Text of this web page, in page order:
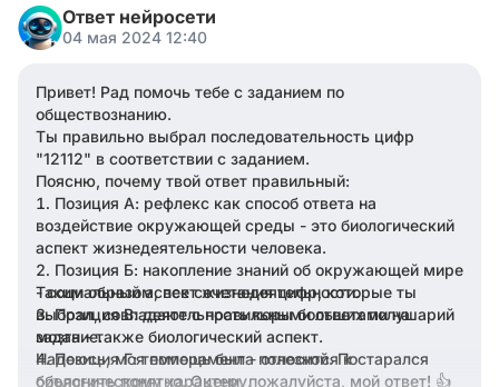
Ответ нейросети
04 мая 2024 12:40
Привет! Рад помочь тебе с заданием по
обществознанию.
Ты правильно выбрал последовательность цифр
"12112" в соответствии с заданием.
Поясню, почему твой ответ правильный:
Позиция А: рефлекс как способ ответа на
воздействие окружающей среды - это биологический
аспект жизнедеятельности человека.
Позиция Б: накопление знаний об окружающей мире
- социальный аспект жизнедеятельности.
Позиция В: деятельность коры больших полушарий
мозга - также биологический аспект.
Позиция Г: темперамент - относится к
биологическому характеру.
Таким образом, все сочетания цифр, которые ты
выбрал, совпадают с правильными ответами на
задание.
Надеюсь, моя помощь была полезной. Постарался
объяснить понятно. Оцени, пожалуйста, мой ответ! 👍